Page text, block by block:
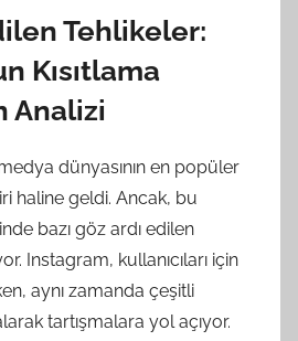
Tehlikeler:
Kısıtlama
Analizi
dünyasının en popüler
haline geldi. Ancak, bu
bazı göz ardı edilen
Instagram, kullanıcıları için
aynı zamanda çeşitli
tartışmalara yol açıyor.